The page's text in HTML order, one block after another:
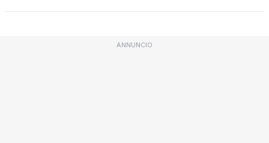
ANNUNCIO